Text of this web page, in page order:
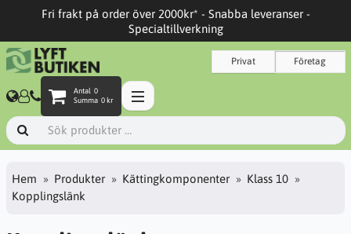
Fri frakt på order över 2000kr* - Snabba leveranser -
Specialtillverkning
Privat Företag
Antal 0
Summa 0 kr
Hem Produkter Kättingkomponenter
Klass 10
Kopplingslänk